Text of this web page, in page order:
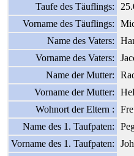
Taufe des Täuflings:
Vorname des Täuflings:
Name des Vaters:
Vorname des Vaters:
Name der Mutter:
Vorname der Mutter:
Wohnort der Eltern :
Name des 1. Taufpaten:
Vorname des 1. Taufpaten: